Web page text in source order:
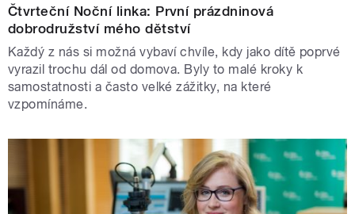
Čtvrteční Noční linka: První prázdninová
dobrodružství mého dětství
Každý z nás si možná vybaví chvíle, kdy jako dítě poprvé
vyrazil trochu dál od domova. Byly to malé kroky k
samostatnosti a často velké zážitky, na které
vzpomínáme.